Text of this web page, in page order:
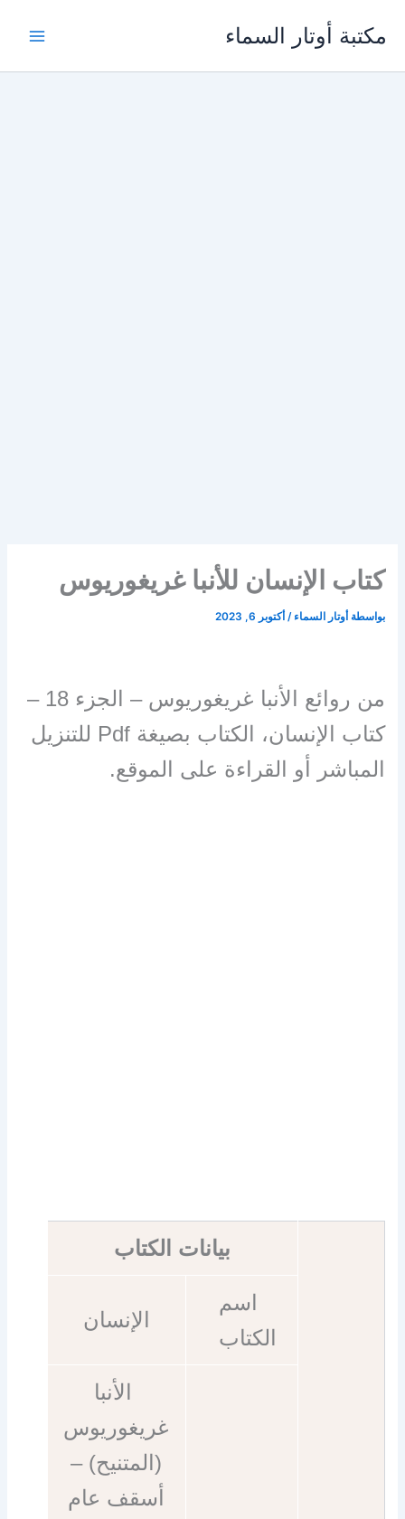
مكتبة أوتار السماء
كتاب الإنسان للأنبا غريغوريوس
بواسطة أوتار السماء/ أكتوبر 6, 2023
من روائع الأنبا غريغوريوس – الجزء 18 –
كتاب الإنسان،
الكتاب بصيغة Pdf للتنزيل
المباشر أو القراءة على الموقع.
بيانات الكتاب
اسم
الكتاب
الإنسان
الأنبا
غريغوريوس
(المتنيح) –
أسقف عام